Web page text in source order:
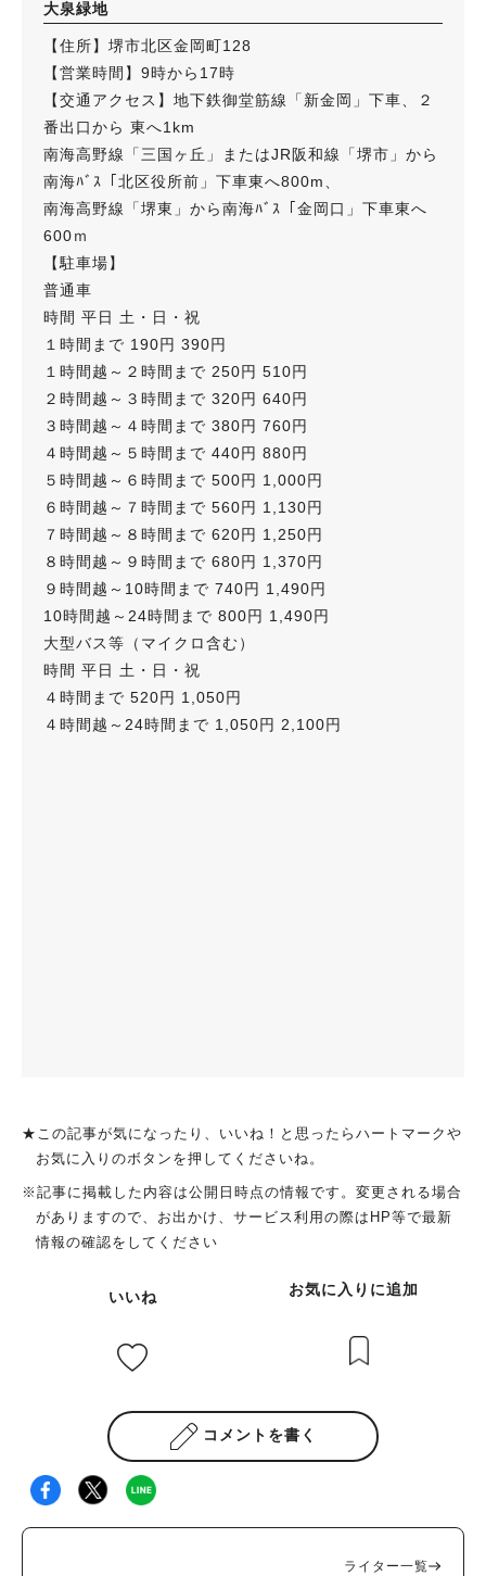
大泉緑地
【住所】堺市北区金岡町128
【営業時間】9時から17時
【交通アクセス】地下鉄御堂筋線「新金岡」下車、２
番出口から 東へ1km
南海高野線「三国ヶ丘」またはJR阪和線「堺市」から
南海ﾊﾞｽ「北区役所前」下車東へ800m、
南海高野線「堺東」から南海ﾊﾞｽ「金岡口」下車東へ
600ｍ
【駐車場】
普通車
時間 平日 土・日・祝
１時間まで 190円 390円
１時間越～２時間まで 250円 510円
２時間越～３時間まで 320円 640円
３時間越～４時間まで 380円 760円
４時間越～５時間まで 440円 880円
５時間越～６時間まで 500円 1,000円
６時間越～７時間まで 560円 1,130円
７時間越～８時間まで 620円 1,250円
８時間越～９時間まで 680円 1,370円
９時間越～10時間まで 740円 1,490円
10時間越～24時間まで 800円 1,490円
大型バス等（マイクロ含む）
時間 平日 土・日・祝
４時間まで 520円 1,050円
４時間越～24時間まで 1,050円 2,100円
★この記事が気になったり、いいね！と思ったらハートマークや
お気に入りのボタンを押してくださいね。
※記事に掲載した内容は公開日時点の情報です。変更される場合
がありますので、お出かけ、サービス利用の際はHP等で最新
情報の確認をしてください
いいね お気に入りに追加
コメントを書く
ライター一覧